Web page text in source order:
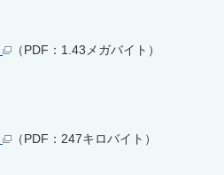
（PDF：1.43メガバイト）
（PDF：247キロバイト）